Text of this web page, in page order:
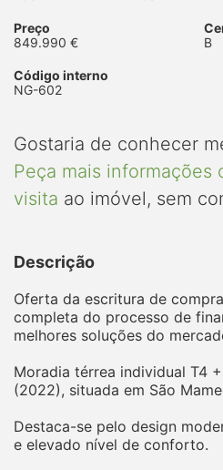
Preço
849.990 €
B
Código interno
NG-602
Gostaria de conhecer
Peça mais informações
visita ao imóvel, sem
Descrição
Oferta da escritura de
completa do processo de
melhores soluções do
Moradia térrea individual T4
(2022), situada em São
Destaca-se pelo design
e elevado nível de conforto.